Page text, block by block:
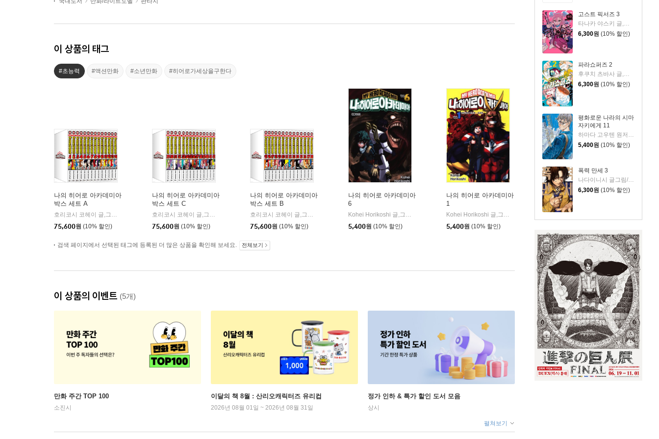
고스트 픽서즈 3
타나카 야스키 글,그림/박연지 역
6,300원 (10% 할인)
파라쇼퍼즈 2
후쿠치 츠바사 글,그림/정대식 역
6,300원 (10% 할인)
평화로운 나라의 시마
자키에게 11
5,400원 (10% 할인)
폭력 만세 3
6,300원 (10% 할인)
이 상품의 태그
#초능력 #액션만화 #소년만화 #히어로가세상을구한다
나의 히어로 아카데미아
박스 세트 A
호리코시 코헤이 글,그림/오경화 역
서울미디어코믹스(서울문화사)
75,600원 (10% 할인)
나의 히어로 아카데미아
박스 세트 C
호리코시 코헤이 글,그림/오경화 역
서울미디어코믹스(서울문화사)
75,600원 (10% 할인)
나의 히어로 아카데미아
박스 세트 B
호리코시 코헤이 글,그림/오경화 역
서울미디어코믹스(서울문화사)
75,600원 (10% 할인)
나의 히어로 아카데미아
6
Kohei Horikoshi 글,그림
서울미디어코믹스(서울문화사)
5,400원 (10% 할인)
나의 히어로 아카데미아
1
Kohei Horikoshi 글,그림
5,400원 (10% 할인)
검색 페이지에서 선택된 태그에 등록된 더 많은 상품을 확인해 보세요. 전체보기
이 상품의 이벤트 (5개)
만화 주간 TOP 100
소진시
이달의 책 8월 : 산리오캐릭터즈 유리컵
2026년 08월 01일 ~ 2026년 08월 31일
정가 인하 & 특가 할인 도서 모음
상시
펼쳐보기